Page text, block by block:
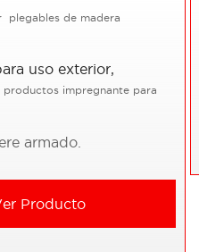
plegables de madera
uso exterior,
productos impregnante para
armado.
Producto